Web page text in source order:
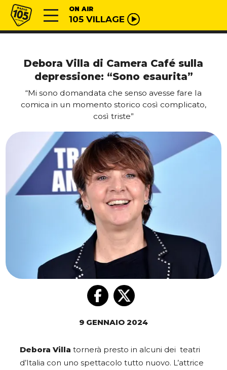
Vai al contenuto
Radio 105 ON AIR
105 VILLAGE
Debora Villa di Camera Café sulla
depressione: “Sono esaurita”
“Mi sono domandata che senso avesse fare la
comica in un momento storico così complicato,
così triste”
9 GENNAIO 2024
Debora Villa tornerà presto in alcuni dei teatri
d’Italia con uno spettacolo tutto nuovo. L’attrice